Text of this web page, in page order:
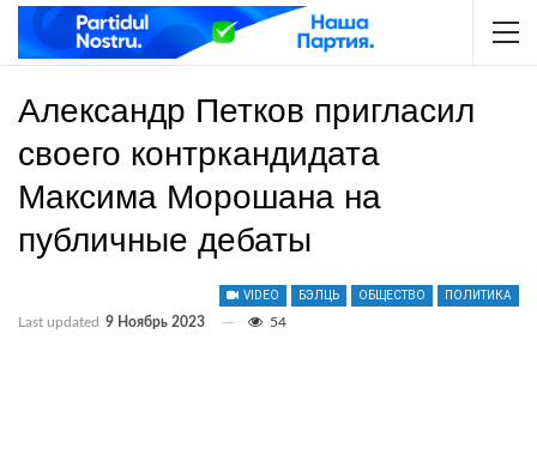
Александр Петков пригласил
своего контркандидата
Максима Морошана на
публичные дебаты
VIDEO БЭЛЦЬ ОБЩЕСТВО ПОЛИТИКА
Last updated 9 Ноябрь 2023 54